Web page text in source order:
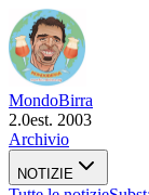
MondoBirra
2.0est. 2003
Archivio
NOTIZIE